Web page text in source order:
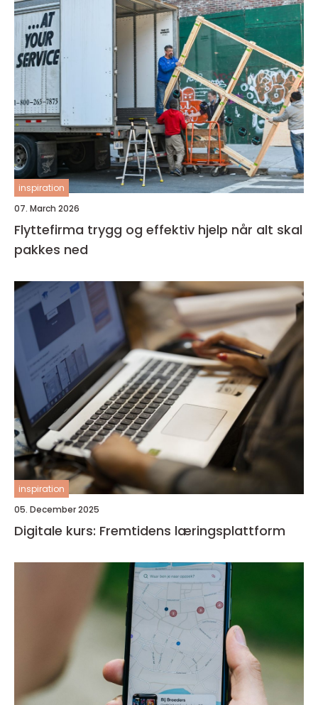
inspiration
07. March 2026
Flyttefirma trygg og effektiv hjelp når alt skal
pakkes ned
inspiration
05. December 2025
Digitale kurs: Fremtidens læringsplattform